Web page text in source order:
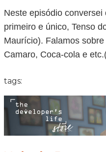
Neste episódio
primeiro e único, Tenso
Maurício). Falamos
Camaro, Coca-cola e
tags: